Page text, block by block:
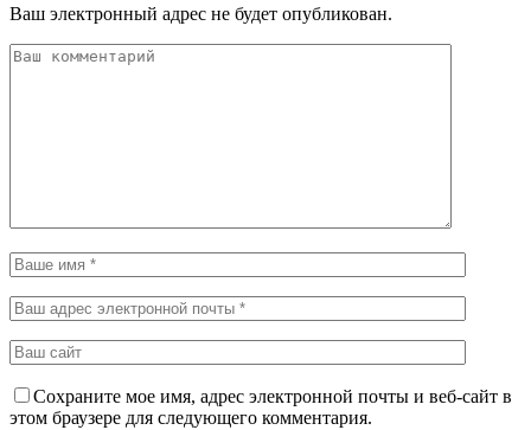
Ваш электронный адрес не будет опубликован.
Сохраните мое имя, адрес электронной почты и веб-сайт в
этом браузере для следующего комментария.